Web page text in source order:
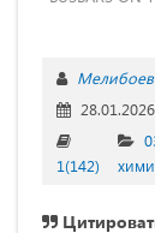
28.01.2026
1(142)